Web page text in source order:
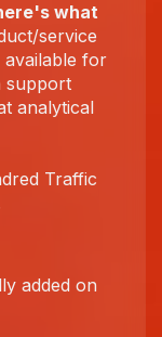
what
service
available for
support
analytical
Traffic
added on